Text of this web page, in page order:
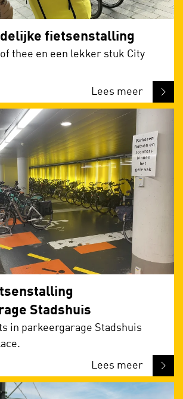
fietsenstalling
thee en een lekker stuk City
Lees meer
Stadshuis
in parkeergarage Stadshuis
Lees meer